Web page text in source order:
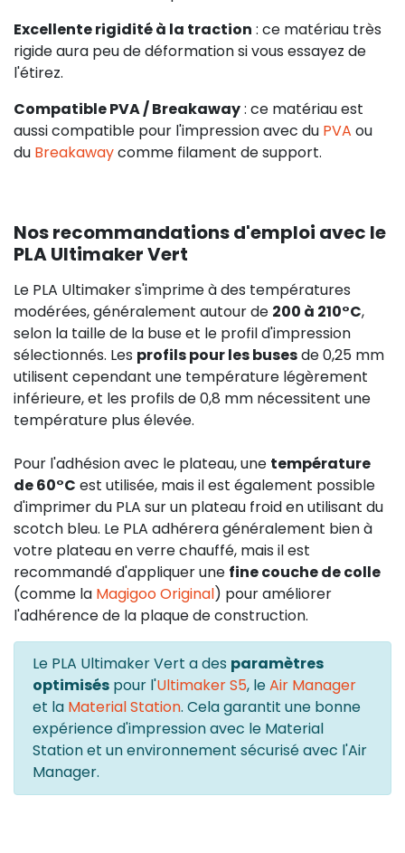
Excellente rigidité à la traction : ce matériau très
rigide aura peu de déformation si vous essayez de
l'étirez.
Compatible PVA / Breakaway: ce matériau est
aussi compatible pour l'impression avec du PVA ou
du Breakawaycomme filament de support.
Nos recommandations d'emploi avec le
PLA Ultimaker Vert
Le PLA Ultimaker s'imprime à des températures
modérées, généralement autour de 200 à 210°C,
selon la taille de la buse et le profil d'impression
sélectionnés. Les profils pour les busesde 0,25 mm
utilisent cependant une température légèrement
inférieure, et les profils de 0,8 mm nécessitent une
température plus élevée.
Pour l'adhésion avec le plateau, une température
de 60°C est utilisée, mais il est également possible
d'imprimer du PLA sur un plateau froid en utilisant du
scotch bleu. Le PLA adhérera généralement bien à
votre plateau en verre chauffé, mais il est
recommandé d'appliquer une fine couche de colle
(comme la Magigoo Original) pour améliorer
l'adhérence de la plaque de construction.
Le PLA Ultimaker Vert a des paramètres
optimisés pour l'Ultimaker S5, leAir Manager
et la Material Station. Cela garantit une bonne
expérience d'impression avec le Material
Station et un environnement sécurisé avec l'Air
Manager.